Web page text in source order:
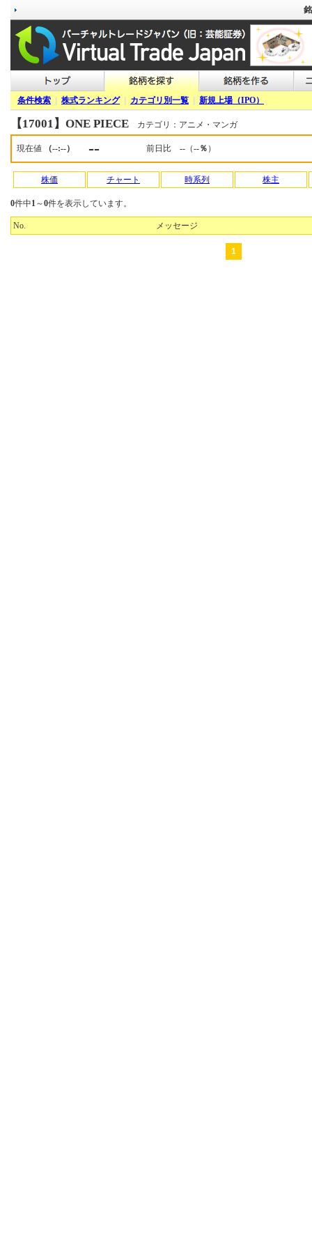
条件検索 株式ランキング| カテゴリ別一覧 新規上場（IPO）
【17001】ONE PIECE カテゴリ：アニメ・マンガ
現在値 （--:--） -- 前日比 -- （--％ ）
株価 チャート 時系列 株主
0件中1～0件を表示しています。
No. メッセージ
1